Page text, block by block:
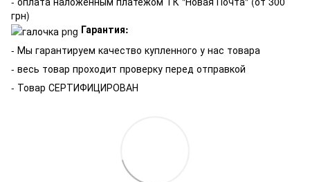
грн)
Гарантия:
- Мы гарантируем качество купленного у нас товара
- весь товар проходит проверку перед отправкой
- Товар СЕРТИФИЦИРОВАН